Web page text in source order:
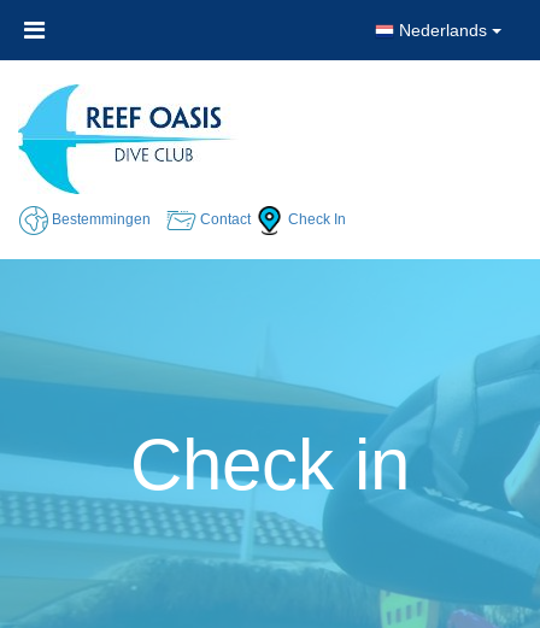
Nederlands
Bestemmingen Contact Check In
Check in